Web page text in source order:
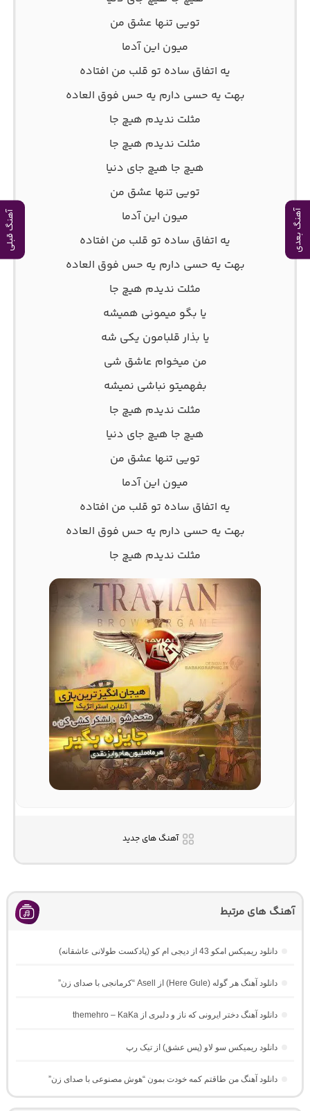
آهنگ بعدی آهنگ قبلی
تویی تنها عشق من
میون این آدما
یه اتفاق ساده تو قلب من افتاده
بهت یه حسی دارم یه حس فوق العاده
مثلت ندیدم هیچ جا
مثلت ندیدم هیچ جا
هیچ جا هیچ جای دنیا
تویی تنها عشق من
میون این آدما
یه اتفاق ساده تو قلب من افتاده
بهت یه حسی دارم یه حس فوق العاده
مثلت ندیدم هیچ جا
یا بگو میمونی همیشه
یا بذار قلبامون یکی شه
من میخوام عاشق شی
بفهمیتو نباشی نمیشه
مثلت ندیدم هیچ جا
هیچ جا هیچ جای دنیا
تویی تنها عشق من
میون این آدما
یه اتفاق ساده تو قلب من افتاده
بهت یه حسی دارم یه حس فوق العاده
مثلت ندیدم هیچ جا
آهنگ های جدید
آهنگ های مرتبط
دانلود ریمیکس امکو 43 از دیجی ام کو (پادکست طولانی عاشقانه)
دانلود آهنگ هر گوله (Here Gule) از Asell “کرمانجی با صدای زن”
دانلود آهنگ دختر ایرونی که ناز و دلبری از themehro – KaKa
دانلود ریمیکس سو لاو (پس عشق) از تیک رپ
دانلود آهنگ من طاقتم کمه خودت بمون “هوش مصنوعی با صدای زن”